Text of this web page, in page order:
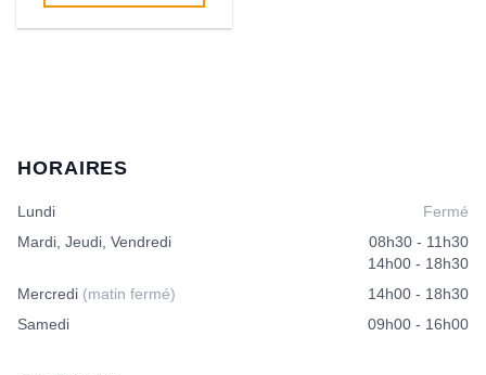
peuvent
sur
du
HORAIRES
Lundi
Fermé
Mardi, Jeudi, Vendredi
08h30 - 11h30
14h00 - 18h30
Mercredi (matin fermé)
14h00 - 18h30
Samedi
09h00 - 16h00